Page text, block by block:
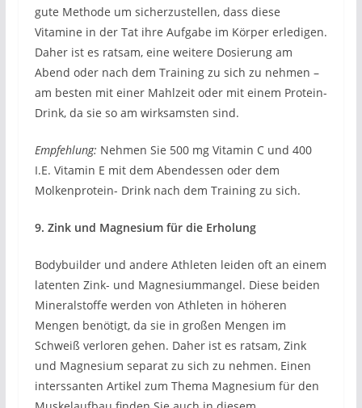
gute Methode um sicherzustellen, dass diese
Vitamine in der Tat ihre Aufgabe im Körper erledigen.
Daher ist es ratsam, eine weitere Dosierung am
Abend oder nach dem Training zu sich zu nehmen –
am besten mit einer Mahlzeit oder mit einem Protein-
Drink, da sie so am wirksamsten sind.
Empfehlung: Nehmen Sie 500 mg Vitamin C und 400
I.E. Vitamin E mit dem Abendessen oder dem
Molkenprotein- Drink nach dem Training zu sich.
9. Zink und Magnesium für die Erholung
Bodybuilder und andere Athleten leiden oft an einem
latenten Zink- und Magnesiummangel. Diese beiden
Mineralstoffe werden von Athleten in höheren
Mengen benötigt, da sie in großen Mengen im
Schweiß verloren gehen. Daher ist es ratsam, Zink
und Magnesium separat zu sich zu nehmen. Einen
interssanten Artikel zum Thema Magnesium für den